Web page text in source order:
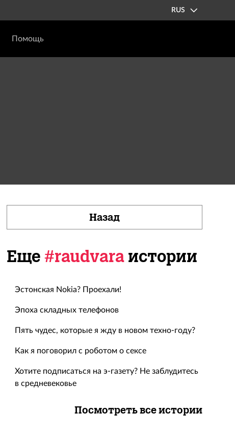
RUS
Помощь
Назад
Еще #raudvara истории
Эстонская Nokia? Проехали!
Эпоха складных телефонов
Пять чудес, которые я жду в новом техно-году?
Как я поговорил с роботом о сексе
Хотите подписаться на э-газету? Не заблудитесь
в средневековье
Посмотреть все истории